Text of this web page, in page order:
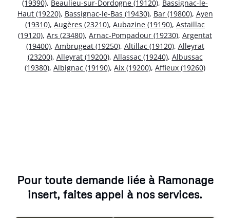
(19390), Beaulieu-sur-Dordogne (19120), Bassignac-le-
Haut (19220), Bassignac-le-Bas (19430), Bar (19800), Ayen
(19310), Augères (23210), Aubazine (19190), Astaillac
(19120), Ars (23480), Arnac-Pompadour (19230), Argentat
(19400), Ambrugeat (19250), Altillac (19120), Alleyrat
(23200), Alleyrat (19200), Allassac (19240), Albussac
(19380), Albignac (19190), Aix (19200), Affieux (19260)
Pour toute demande liée à Ramonage
insert, faites appel à nos services.